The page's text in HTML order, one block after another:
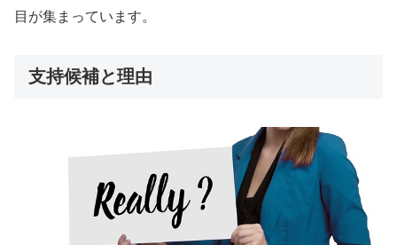
目が集まっています。
支持候補と理由